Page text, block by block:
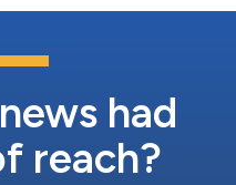
パシティが48%増加し、昨
第2位となり、2019年以降
うちの1つです。CAI-JED間
席で6 位にランクイン...
had
reach?